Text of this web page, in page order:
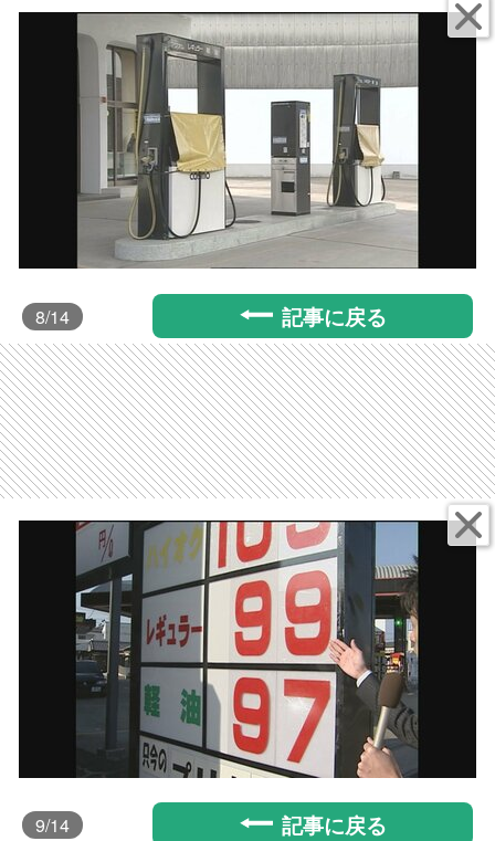
8/14 記事に戻る
9/14 記事に戻る